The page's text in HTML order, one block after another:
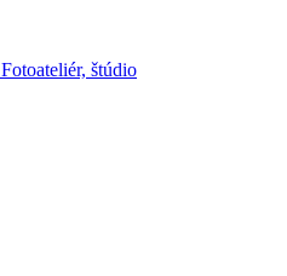
Fotoateliér, štúdio